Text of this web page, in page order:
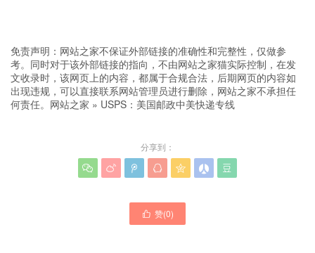
免责声明：网站之家不保证外部链接的准确性和完整性，仅做参
考。同时对于该外部链接的指向，不由网站之家猫实际控制，在发
文收录时，该网页上的内容，都属于合规合法，后期网页的内容如
出现违规，可以直接联系网站管理员进行删除，网站之家不承担任
何责任。 网站之家 » USPS：美国邮政中美快递专线
分享到：
      
 赞(0)